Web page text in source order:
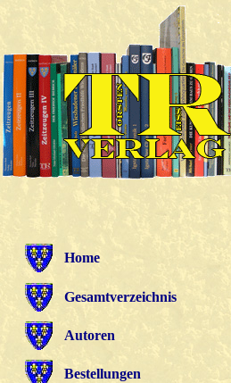
Home
Gesamtverzeichnis
Autoren
Bestellungen